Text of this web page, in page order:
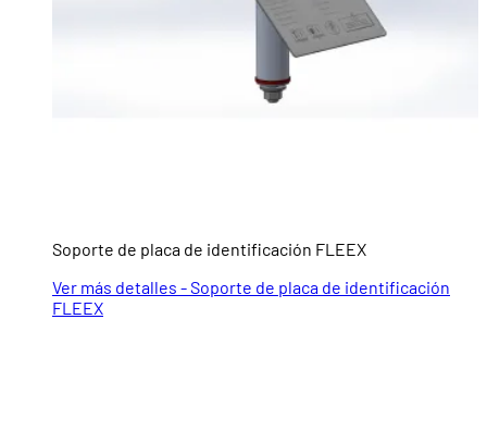
Soporte de placa de identificación FLEEX
Ver más detalles - Soporte de placa de identificación
FLEEX